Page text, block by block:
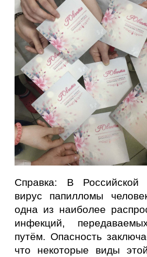
Справка: В Российской
вирус папилломы
одна из наиболее
инфекций,
путём. Опасность
что некоторые виды